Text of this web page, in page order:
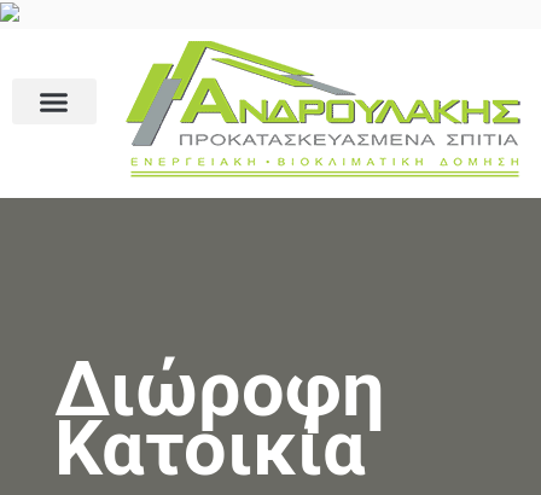
Διώροφη
Κατοικία